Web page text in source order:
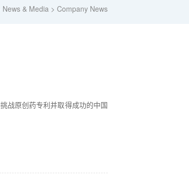
News & Media Company News
战原创药专利并取得成功的中国